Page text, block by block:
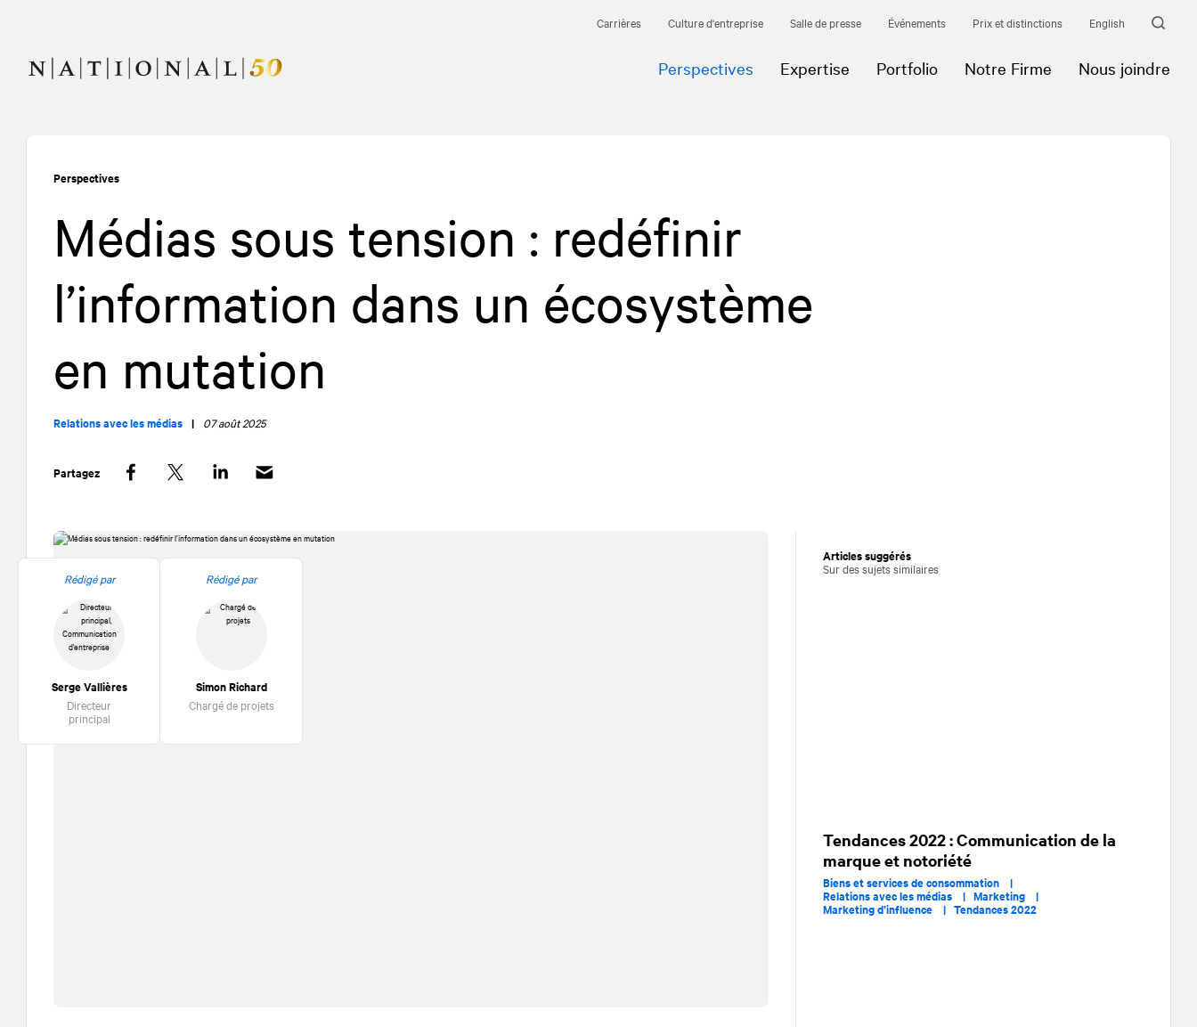
navigation
Carrières Culture d'entreprise Salle de presse Événements Prix et distinctions English
Perspectives Expertise Portfolio Notre Firme Nous joindre
Perspectives
Médias sous tension : redéfinir
l’information dans un écosystème
en mutation
Relations avec les médias | 07 août 2025
Partagez
Rédigé par
Serge Vallières
Directeur
principal
Rédigé par
Simon Richard
Chargé de projets
Articles suggérés
Sur des sujets similaires
Tendances 2022 : Communication de la
marque et notoriété
Biens et services de consommation |
Relations avec les médias | Marketing |
Marketing d’influence | Tendances 2022